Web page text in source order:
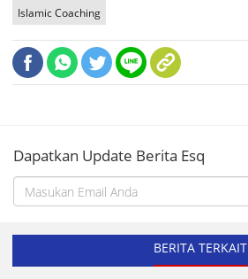
Islamic Coaching
Dapatkan Update Berita Esq
BERITA TERKAIT